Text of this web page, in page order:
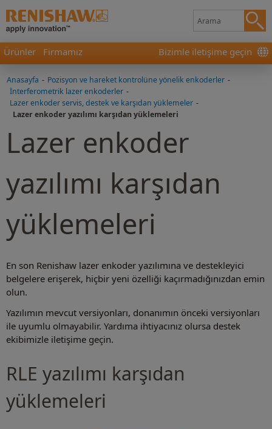
Ürünler Firmamız Bizimle iletişime geçin
Anasayfa - Pozisyon ve hareket kontrolüne yönelik enkoderler -
İnterferometrik lazer enkoderler -
Lazer enkoder servis, destek ve karşıdan yüklemeler -
Lazer enkoder yazılımı karşıdan yüklemeleri
Lazer enkoder
yazılımı karşıdan
yüklemeleri
En son Renishaw lazer enkoder yazılımına ve destekleyici
belgelere erişerek, hiçbir yeni özelliği kaçırmadığınızdan emin
olun.
Yazılımın mevcut versiyonları, donanımın önceki versiyonları
ile uyumlu olmayabilir. Yardıma ihtiyacınız olursa destek
ekibimizle iletişime geçin.
RLE yazılımı karşıdan
yüklemeleri